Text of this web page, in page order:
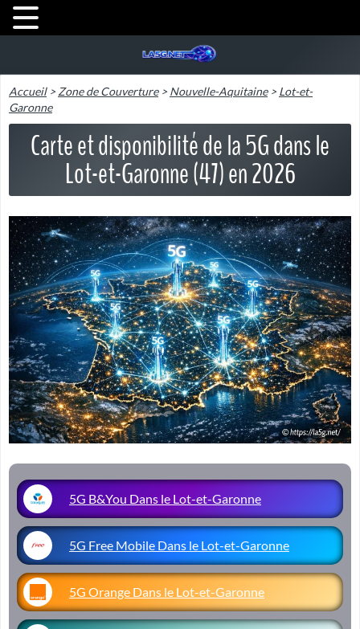
Accueil>Zone de Couverture>Nouvelle-Aquitaine>Lot-et-
Garonne
Carte et disponibilité de la 5G dans le
Lot-et-Garonne (47) en 2026
5G B&You Dans le Lot-et-Garonne
5G Free Mobile Dans le Lot-et-Garonne
5G Orange Dans le Lot-et-Garonne